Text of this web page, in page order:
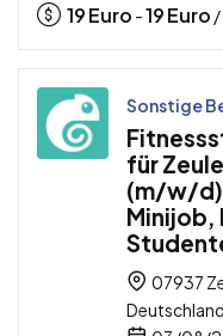
19Euro -19Euro /
Sonstige
für
(m/w/d)
Minijob,
07937
Deutschland